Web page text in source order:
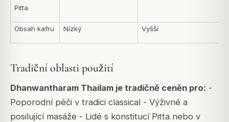
Pitta
Obsah kafru Nízký Vyšší
Tradiční oblasti použití
Dhanwantharam Thailam je tradičně ceněn pro: -
Poporodní péči v tradici classical - Výživné a
posilující masáže - Lidé s konstitucí Pitta nebo v